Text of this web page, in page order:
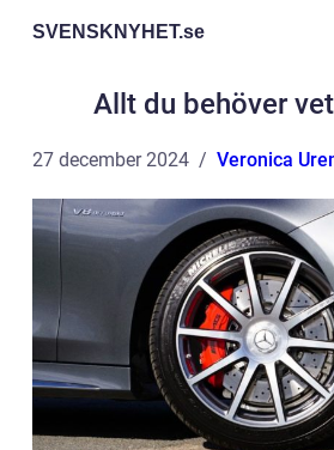
SVENSKNYHET.se
Allt du behöver
27 december 2024 Veronica